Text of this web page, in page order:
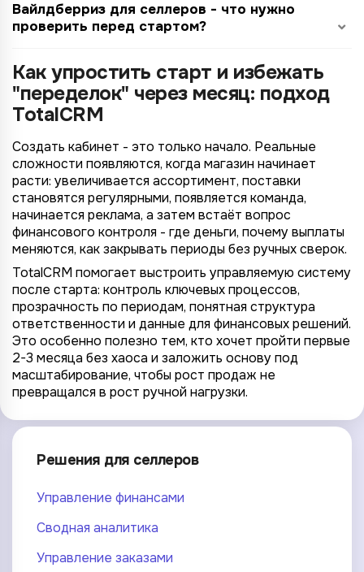
Вайлдберриз для селлеров - что нужно
проверить перед стартом?
Как упростить старт и избежать
"переделок" через месяц: подход
TotalCRM
Создать кабинет - это только начало. Реальные
сложности появляются, когда магазин начинает
расти: увеличивается ассортимент, поставки
становятся регулярными, появляется команда,
начинается реклама, а затем встаёт вопрос
финансового контроля - где деньги, почему выплаты
меняются, как закрывать периоды без ручных сверок.
TotalCRM помогает выстроить управляемую систему
после старта: контроль ключевых процессов,
прозрачность по периодам, понятная структура
ответственности и данные для финансовых решений.
Это особенно полезно тем, кто хочет пройти первые
2-3 месяца без хаоса и заложить основу под
масштабирование, чтобы рост продаж не
превращался в рост ручной нагрузки.
Решения для селлеров
Управление финансами
Сводная аналитика
Управление заказами